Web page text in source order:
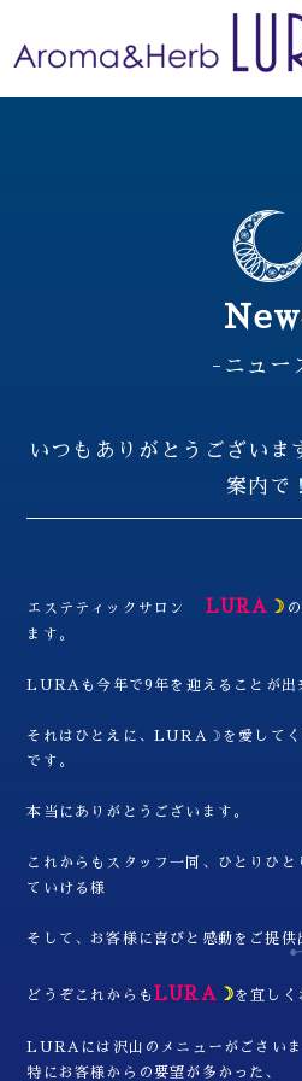
-ニュー
いつもありがとうござい
案内で！
エステティックサロン LURA ☽
ます。
LURAも今年で9年を迎えることが出
それはひとえに、LURA☽を愛してく
です。
本当にありがとうございます。
これからもスタッフ一同、ひとりひと
ていける様
そして、お客様に喜びと感動をご提供
どうぞこれからもLURA ☽を宜しく
LURAには沢山のメニューがごさいま
特にお客様からの要望が多かった、